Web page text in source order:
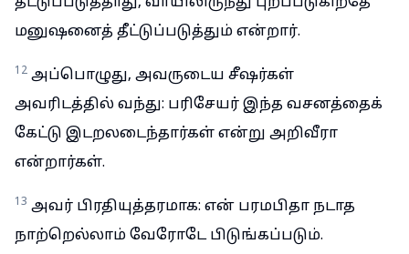
மனுஷனைத் தீட்டுப்படுத்தும் என்றார்.
12 அப்பொழுது, அவருடைய சீஷர்கள்
அவரிடத்தில் வந்து: பரிசேயர் இந்த வசனத்தைக்
கேட்டு இடறலடைந்தார்கள் என்று அறிவீரா
என்றார்கள்.
13 அவர் பிரதியுத்தரமாக: என் பரமபிதா நடாத
நாற்றெல்லாம் வேரோடே பிடுங்கப்படும்.